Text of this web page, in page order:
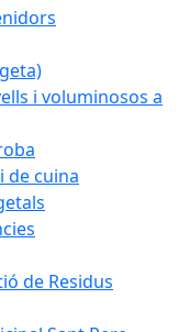
i voluminosos a
de cuina
de Residus